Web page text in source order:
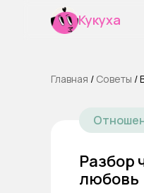
Кукуха
Главная / Cоветы /
Разбор
любовь